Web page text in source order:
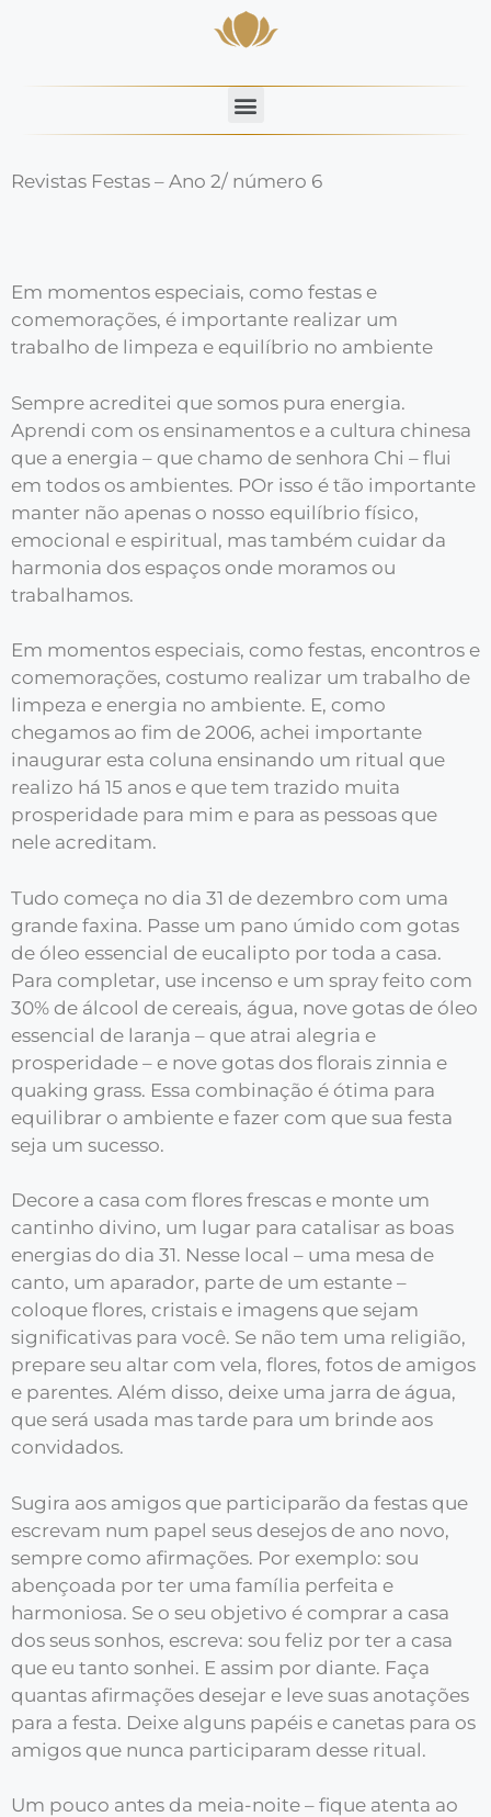
Revistas Festas – Ano 2/ número 6
Em momentos especiais, como festas e
comemorações, é importante realizar um
trabalho de limpeza e equilíbrio no ambiente
Sempre acreditei que somos pura energia.
Aprendi com os ensinamentos e a cultura chinesa
que a energia – que chamo de senhora Chi – flui
em todos os ambientes. POr isso é tão importante
manter não apenas o nosso equilíbrio físico,
emocional e espiritual, mas também cuidar da
harmonia dos espaços onde moramos ou
trabalhamos.
Em momentos especiais, como festas, encontros e
comemorações, costumo realizar um trabalho de
limpeza e energia no ambiente. E, como
chegamos ao fim de 2006, achei importante
inaugurar esta coluna ensinando um ritual que
realizo há 15 anos e que tem trazido muita
prosperidade para mim e para as pessoas que
nele acreditam.
Tudo começa no dia 31 de dezembro com uma
grande faxina. Passe um pano úmido com gotas
de óleo essencial de eucalipto por toda a casa.
Para completar, use incenso e um spray feito com
30% de álcool de cereais, água, nove gotas de óleo
essencial de laranja – que atrai alegria e
prosperidade – e nove gotas dos florais zinnia e
quaking grass. Essa combinação é ótima para
equilibrar o ambiente e fazer com que sua festa
seja um sucesso.
Decore a casa com flores frescas e monte um
cantinho divino, um lugar para catalisar as boas
energias do dia 31. Nesse local – uma mesa de
canto, um aparador, parte de um estante –
coloque flores, cristais e imagens que sejam
significativas para você. Se não tem uma religião,
prepare seu altar com vela, flores, fotos de amigos
e parentes. Além disso, deixe uma jarra de água,
que será usada mas tarde para um brinde aos
convidados.
Sugira aos amigos que participarão da festas que
escrevam num papel seus desejos de ano novo,
sempre como afirmações. Por exemplo: sou
abençoada por ter uma família perfeita e
harmoniosa. Se o seu objetivo é comprar a casa
dos seus sonhos, escreva: sou feliz por ter a casa
que eu tanto sonhei. E assim por diante. Faça
quantas afirmações desejar e leve suas anotações
para a festa. Deixe alguns papéis e canetas para os
amigos que nunca participaram desse ritual.
Um pouco antes da meia-noite – fique atenta ao